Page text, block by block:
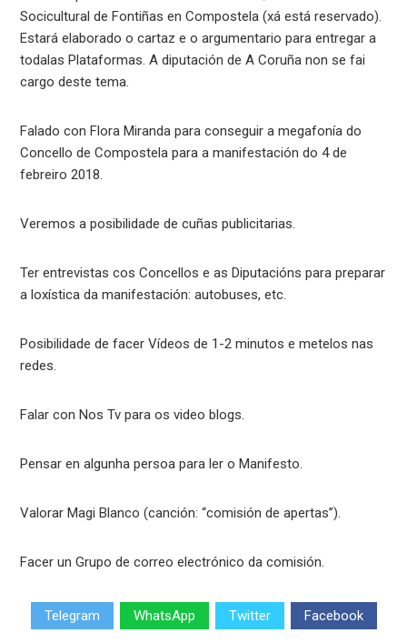
Socicultural de Fontiñas en Compostela (xá está reservado).
Estará elaborado o cartaz e o argumentario para entregar a
todalas Plataformas. A diputación de A Coruña non se fai
cargo deste tema.
Falado con Flora Miranda para conseguir a megafonía do
Concello de Compostela para a manifestación do 4 de
febreiro 2018.
Veremos a posibilidade de cuñas publicitarias.
Ter entrevistas cos Concellos e as Diputacións para preparar
a loxística da manifestación: autobuses, etc.
Posibilidade de facer Vídeos de 1-2 minutos e metelos nas
redes.
Falar con Nos Tv para os video blogs.
Pensar en algunha persoa para ler o Manifesto.
Valorar Magi Blanco (canción: “comisión de apertas”).
Facer un Grupo de correo electrónico da comisión.
Telegram WhatsApp Twitter Facebook